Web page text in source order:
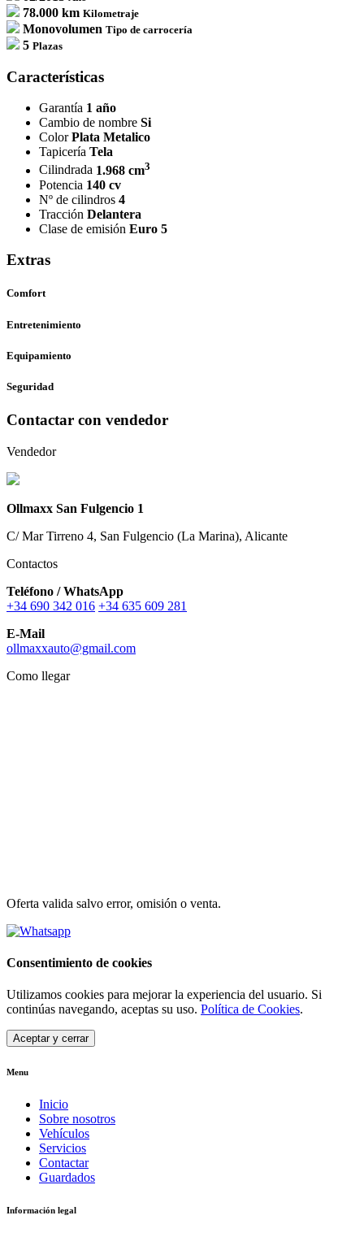
78.000 km Kilometraje
Monovolumen Tipo de carrocería
5 Plazas
Características
Garantía 1 año
Cambio de nombre Si
ColorPlata Metalico
Tapicería Tela
Cilindrada 1.968 cm3
Potencia 140 cv
Nº de cilindros 4
Tracción Delantera
Clase de emisión Euro 5
Extras
Comfort
Entretenimiento
Equipamiento
Seguridad
Contactar con vendedor
Vendedor
Ollmaxx San Fulgencio 1
C/ Mar Tirreno 4, San Fulgencio (La Marina), Alicante
Contactos
Teléfono / WhatsApp
+34 690 342 016 +34 635 609 281
E-Mail
ollmaxxauto@gmail.com
Como llegar
Oferta valida salvo error, omisión o venta.
Consentimiento de cookies
Utilizamos cookies para mejorar la experiencia del usuario. Si
continúas navegando, aceptas su uso. Política de Cookies.
Aceptar y cerrar
Menu
Inicio
Sobre nosotros
Vehículos
Servicios
Contactar
Guardados
Información legal